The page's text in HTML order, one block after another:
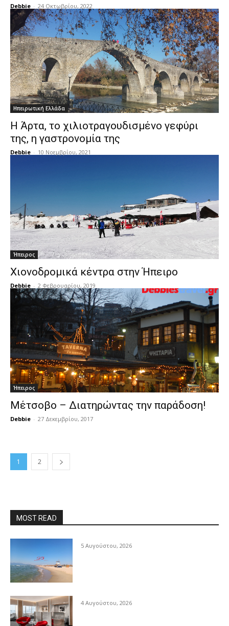
Debbie - 24 Οκτωβρίου, 2022
Ηπειρωτική Ελλάδα
Η Άρτα, το χιλιοτραγουδισμένο γεφύρι
της, η γαστρονομία της
Debbie - 10 Νοεμβρίου, 2021
Ήπειρος
Χιονοδρομικά κέντρα στην Ήπειρο
Debbie - 2 Φεβρουαρίου, 2019
Ήπειρος
Μέτσοβο – Διατηρώντας την παράδοση!
Debbie - 27 Δεκεμβρίου, 2017
1 2
MOST READ
5 Αυγούστου, 2026
4 Αυγούστου, 2026